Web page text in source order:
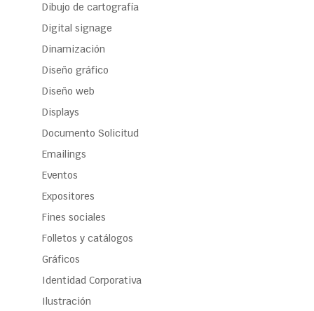
Dibujo de cartografía
Digital signage
Dinamización
Diseño gráfico
Diseño web
Displays
Documento Solicitud
Emailings
Eventos
Expositores
Fines sociales
Folletos y catálogos
Gráficos
Identidad Corporativa
Ilustración